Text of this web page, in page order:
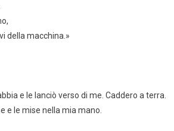
della macchina.»
e le lanciò verso di me. Caddero a terra.
e le mise nella mia mano.